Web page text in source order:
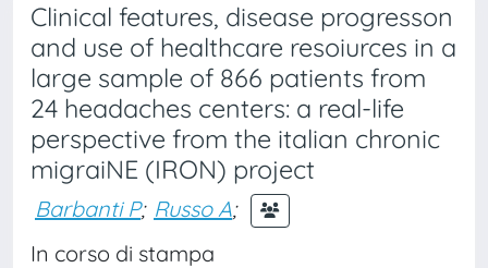
Clinical features, disease progresson
and use of healthcare resoiurces in a
large sample of 866 patients from
24 headaches centers: a real-life
perspective from the italian chronic
migraiNE (IRON) project
Barbanti P; Russo A;
In corso di stampa